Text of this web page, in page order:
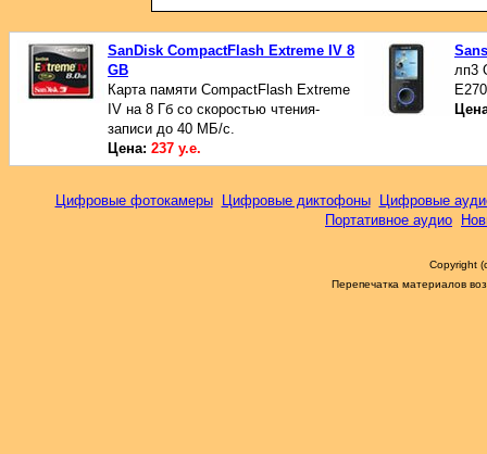
SanDisk CompactFlash Extreme IV 8
GB
Карта памяти CompactFlash Extreme
IV на 8 Гб со скоростью чтения-
записи до 40 МБ/с.
Цена: 237 у.е.
лп3
Цифровые фотокамеры Цифровые диктофоны
Цифровые
Портативное аудио
Copyright
Перепечатка материалов